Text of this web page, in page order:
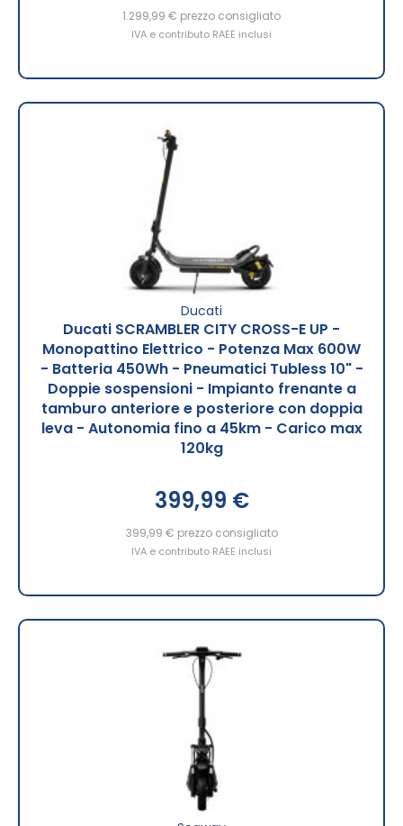
1.299,99 € prezzo consigliato
IVA e contributo RAEE inclusi
Ducati
Ducati SCRAMBLER CITY CROSS-E UP -
Monopattino Elettrico - Potenza Max 600W
- Batteria 450Wh - Pneumatici Tubless 10" -
Doppie sospensioni - Impianto frenante a
tamburo anteriore e posteriore con doppia
leva - Autonomia fino a 45km - Carico max
120kg
399,99 €
399,99 € prezzo consigliato
IVA e contributo RAEE inclusi